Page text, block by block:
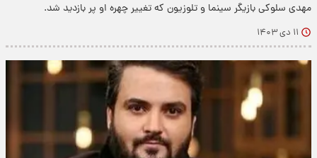
مهدی سلوکی بازیگر سینما و تلوزیون که تغییر چهره او پر بازدید شد.
۱۱ دی ۱۴۰۳